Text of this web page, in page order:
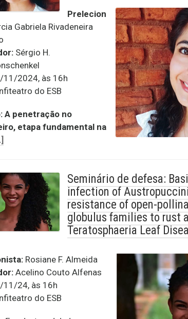
Prelecion
Gabriela Rivadeneira
Sérgio H.
11/2024, às 16h
do ESB
A penetração no
etapa fundamental na
Seminário de defesa:
infection of
resistance of open-
globulus families to rust
Teratosphaeria Leaf
Rosiane F. Almeida
Acelino Couto Alfenas
11/24, às 16h
do ESB